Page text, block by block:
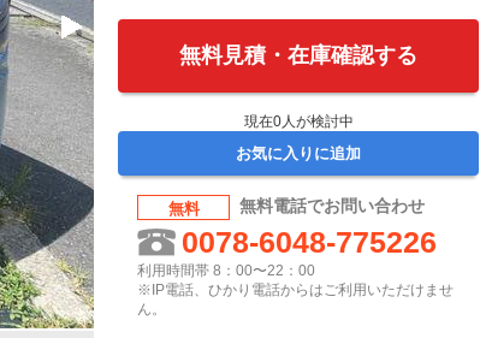
無料見積・在庫確認する
現在0人が検討中
お気に入りに追加
無料 無料電話でお問い合わせ
0078-6048-775226
利用時間帯 8：00〜22：00
※IP電話、ひかり電話からはご利用いただけませ
ん。